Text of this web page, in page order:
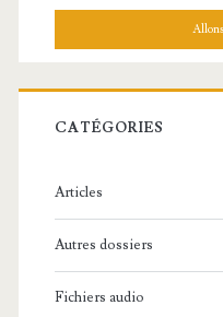
h
r
c
:
CATÉGORIES
Articles
Autres dossiers
Fichiers audio